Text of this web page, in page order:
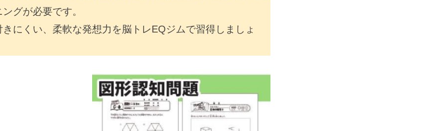
グが必要です。
にくい、柔軟な発想力を脳トレEQジムで習得しましょ